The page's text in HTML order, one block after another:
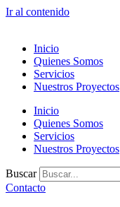
Ir al contenido
Inicio
Quienes Somos
Servicios
Nuestros Proyectos
Inicio
Quienes Somos
Servicios
Nuestros Proyectos
Buscar
Contacto